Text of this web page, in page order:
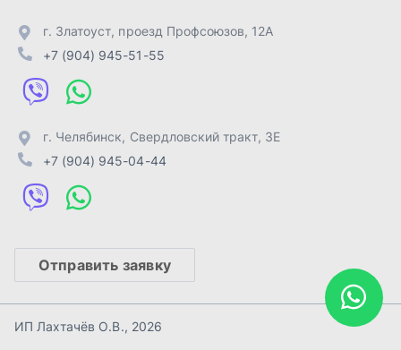
Отправить заявку
ИП Лахтачёв О.В.
Разработка -